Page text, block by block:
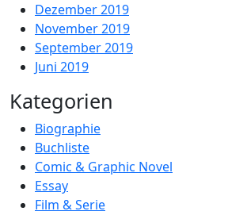
Dezember 2019
November 2019
September 2019
Juni 2019
Kategorien
Biographie
Buchliste
Comic & Graphic Novel
Essay
Film & Serie